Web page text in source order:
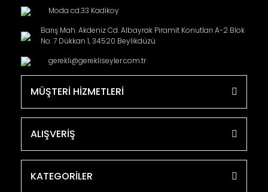
Moda cd.33 Kadikoy
Barış Mah. Akdeniz Cd. Albayrak Piramit Konutları A-2 Blok
No: 7 Dükkan 1, 34520 Beylikdüzü
gerekli@gerekliseyler.com.tr
MÜŞTERİ HİZMETLERİ
ALIŞVERİŞ
KATEGORİLER